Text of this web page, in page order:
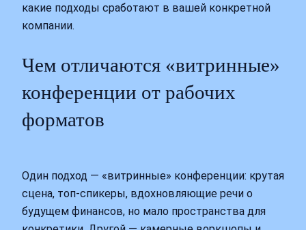
какие подходы сработают в вашей конкретной
компании.
Чем отличаются «витринные»
конференции от рабочих
форматов
Один подход — «витринные» конференции: крутая
сцена, топ‑спикеры, вдохновляющие речи о
будущем финансов, но мало пространства для